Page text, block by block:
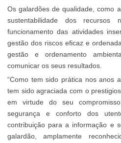
Os galardões de qualidade, como
sustentabilidade dos recursos
funcionamento das atividades
gestão dos riscos eficaz e
gestão e ordenamento
comunicar os seus resultados.
“Como tem sido prática nos anos
tem sido agraciada com o
em virtude do seu
segurança e conforto dos
contribuição para a informação e
galardão, amplamente